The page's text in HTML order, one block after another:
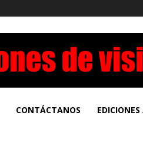
CONTÁCTANOS